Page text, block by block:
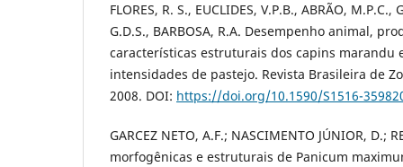
FLORES, R. S., EUCLIDES, V.P.B., ABRÃO, M.P.C.,
G.D.S., BARBOSA, R.A. Desempenho animal,
características estruturais dos capins marandu
intensidades de pastejo. Revista Brasileira de
2008. DOI: https://doi.org/10.1590/S1516-
GARCEZ NETO, A.F.; NASCIMENTO JÚNIOR, D.;
morfogênicas e estruturais de Panicum